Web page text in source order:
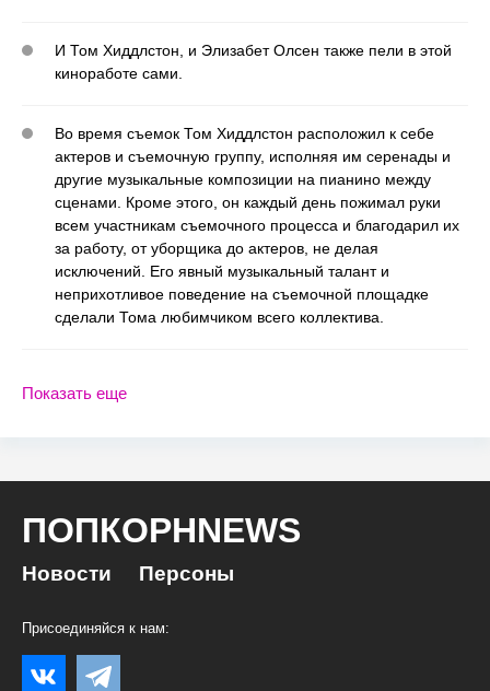
И Том Хиддлстон, и Элизабет Олсен также пели в этой
киноработе сами.
Во время съемок Том Хиддлстон расположил к себе
актеров и съемочную группу, исполняя им серенады и
другие музыкальные композиции на пианино между
сценами. Кроме этого, он каждый день пожимал руки
всем участникам съемочного процесса и благодарил их
за работу, от уборщика до актеров, не делая
исключений. Его явный музыкальный талант и
неприхотливое поведение на съемочной площадке
сделали Тома любимчиком всего коллектива.
Показать еще
ПОПКОРНNEWS
Новости Персоны
Присоединяйся к нам: